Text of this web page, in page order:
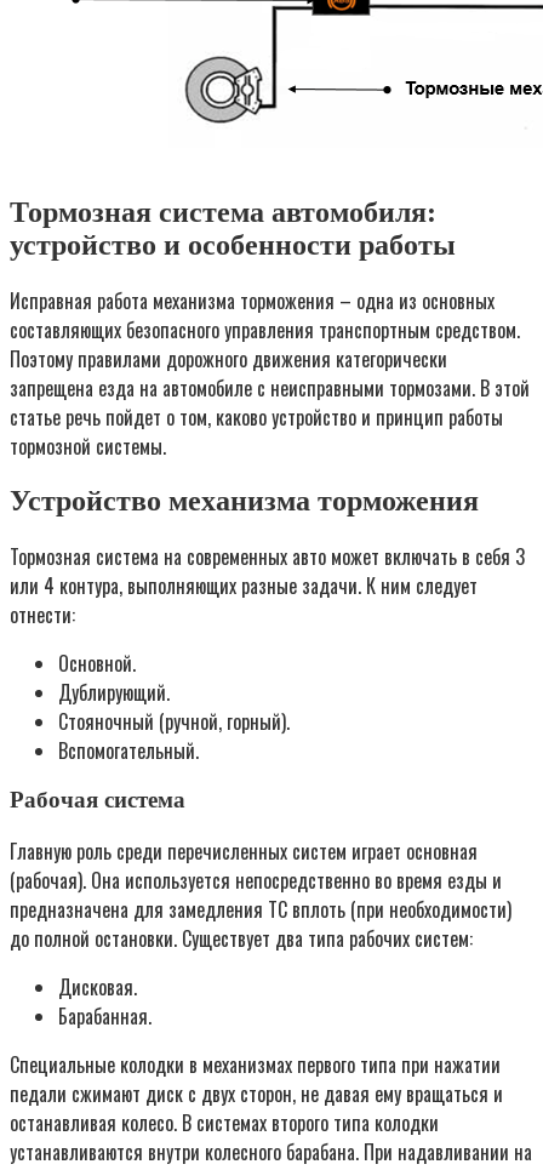
Тормозная система автомобиля:
устройство и особенности работы
Исправная работа механизма торможения – одна из основных
составляющих безопасного управления транспортным средством.
Поэтому правилами дорожного движения категорически
запрещена езда на автомобиле с неисправными тормозами. В этой
статье речь пойдет о том, каково устройство и принцип работы
тормозной системы.
Устройство механизма торможения
Тормозная система на современных авто может включать в себя 3
или 4 контура, выполняющих разные задачи. К ним следует
отнести:
Основной.
Дублирующий.
Стояночный (ручной, горный).
Вспомогательный.
Рабочая система
Главную роль среди перечисленных систем играет основная
(рабочая). Она используется непосредственно во время езды и
предназначена для замедления ТС вплоть (при необходимости)
до полной остановки. Существует два типа рабочих систем:
Дисковая.
Барабанная.
Специальные колодки в механизмах первого типа при нажатии
педали сжимают диск с двух сторон, не давая ему вращаться и
останавливая колесо. В системах второго типа колодки
устанавливаются внутри колесного барабана. При надавливании на